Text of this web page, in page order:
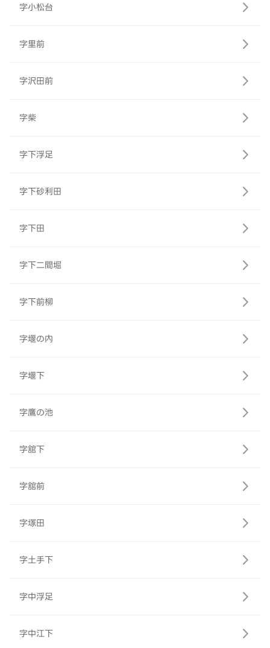
字小松台
字里前
字沢田前
字柴
字下浮足
字下砂利田
字下田
字下二間堀
字下前柳
字堰の内
字堰下
字鷹の池
字舘下
字舘前
字塚田
字土手下
字中浮足
字中江下